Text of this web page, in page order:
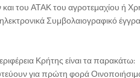
του ΑΤΑΚ του αγροτεμαχίου ή
Συμβολαιογραφικό
Κρήτης είναι τα παρακάτω:
για πρώτη φορά